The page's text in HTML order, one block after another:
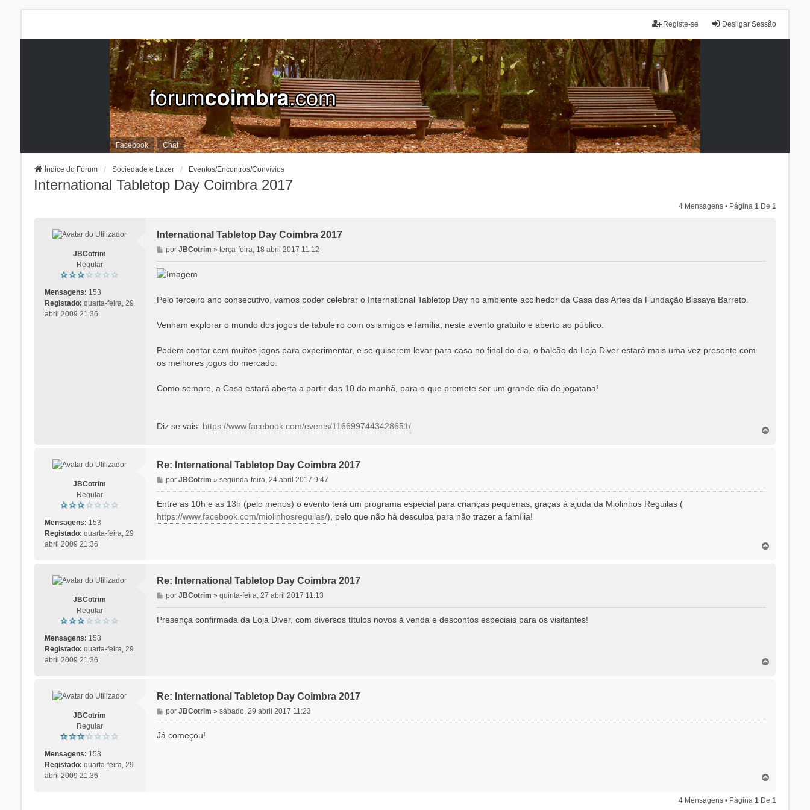
Desligar Sessão
Registe-se
Facebook Chat
Índice do Fórum Sociedade e Lazer Eventos/Encontros/Convívios
International Tabletop Day Coimbra 2017
4 Mensagens • Página1 De1
JBCotrim
Regular
Mensagens: 153
Registado: quarta-feira, 29
abril 2009 21:36
International Tabletop Day Coimbra 2017
M
e
n
g
m
porJBCotrim »terça-feira, 18 abril 2017 11:12
Pelo terceiro ano consecutivo, vamos poder celebrar o International Tabletop Day no ambiente acolhedor da Casa das Artes da Fundação Bissaya Barreto.
Venham explorar o mundo dos jogos de tabuleiro com os amigos e família, neste evento gratuito e aberto ao público.
Podem contar com muitos jogos para experimentar, e se quiserem levar para casa no final do dia, o balcão da Loja Diver estará mais uma vez presente com
os melhores jogos do mercado.
Como sempre, a Casa estará aberta a partir das 10 da manhã, para o que promete ser um grande dia de jogatana!
Diz se vais: https://www.facebook.com/events/1166997443428651/
JBCotrim
Regular
Mensagens: 153
Registado: quarta-feira, 29
abril 2009 21:36
Re: International Tabletop Day Coimbra 2017
M
e
n
a
porJBCotrim »segunda-feira, 24 abril 2017 9:47
Entre as 10h e as 13h (pelo menos) o evento terá um programa especial para crianças pequenas, graças à ajuda da Miolinhos Reguilas (
https://www.facebook.com/miolinhosreguilas/), pelo que não há desculpa para não trazer a família!
JBCotrim
Regular
Mensagens: 153
Registado: quarta-feira, 29
abril 2009 21:36
Re: International Tabletop Day Coimbra 2017
M
e
porJBCotrim »quinta-feira, 27 abril 2017 11:13
Presença confirmada da Loja Diver, com diversos títulos novos à venda e descontos especiais para os visitantes!
JBCotrim
Regular
Mensagens: 153
Registado: quarta-feira, 29
abril 2009 21:36
Re: International Tabletop Day Coimbra 2017
M
e
n
porJBCotrim »sábado, 29 abril 2017 11:23
Já começou!
p
o
4 Mensagens • Página1 De1